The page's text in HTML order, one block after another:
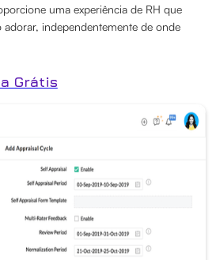
uma experiência de RH que
adorar, independentemente de onde
Grátis